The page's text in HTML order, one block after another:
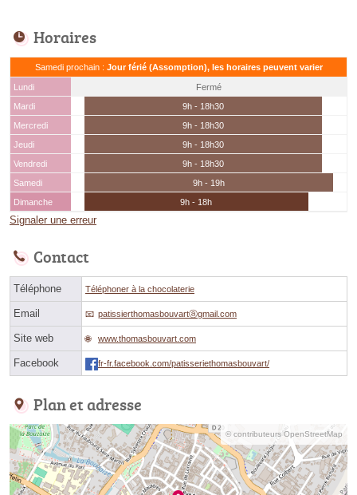
Horaires
Samedi prochain : Jour férié (Assomption), les horaires peuvent varier
Lundi
Fermé
Mardi
9h - 18h30
Mercredi
9h - 18h30
Jeudi
9h - 18h30
Vendredi
9h - 18h30
Samedi
9h - 19h
Dimanche
9h - 18h
Signaler une erreur
Contact
Téléphone Téléphoner à la chocolaterie
Email patissierthomasbouvartⓐgmail.com
Site web www.thomasbouvart.com
Facebook fr-fr.facebook.com/patisseriethomasbouvart/
Plan et adresse
© contributeurs OpenStreetMap